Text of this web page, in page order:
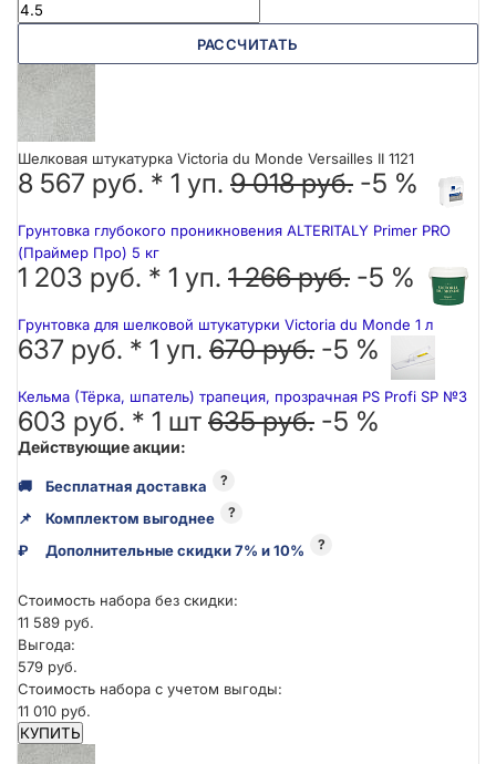
РАССЧИТАТЬ
Шелковая штукатурка Victoria du Monde Versailles II 1121
8 567 руб. * 1 уп. 9 018 руб. -5 %
Грунтовка глубокого проникновения ALTERITALY Primer PRO
(Праймер Про) 5 кг
1 203 руб. * 1 уп. 1 266 руб. -5 %
Грунтовка для шелковой штукатурки Victoria du Monde 1 л
637 руб. * 1 уп. 670 руб. -5 %
Кельма (Тёрка, шпатель) трапеция, прозрачная PS Profi SP №3
603 руб. * 1 шт 635 руб. -5 %
Действующие акции:
🚚 Бесплатная доставка ?
📌 Комплектом выгоднее ?
₽ Дополнительные скидки 7% и 10% ?
Стоимость набора без скидки:
11 589 руб.
Выгода:
579 руб.
Стоимость набора с учетом выгоды:
11 010 руб.
КУПИТЬ